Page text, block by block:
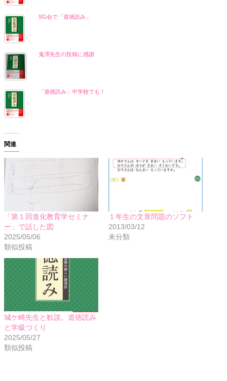
SG会で「道徳読み」
鬼澤先生の投稿に感謝
「道徳読み」中学校でも！
関連
「第１回進化教育学セミナ
ー」で話した図
2025/05/06
類似投稿
１年生の文章問題のソフト
2013/03/12
未分類
城ケ崎先生と歓談。道徳読み
と学級づくり
2025/05/27
類似投稿